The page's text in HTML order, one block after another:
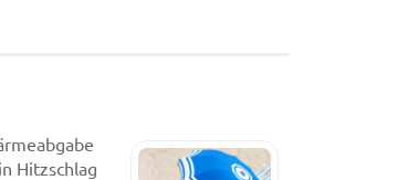
Hitzschlag